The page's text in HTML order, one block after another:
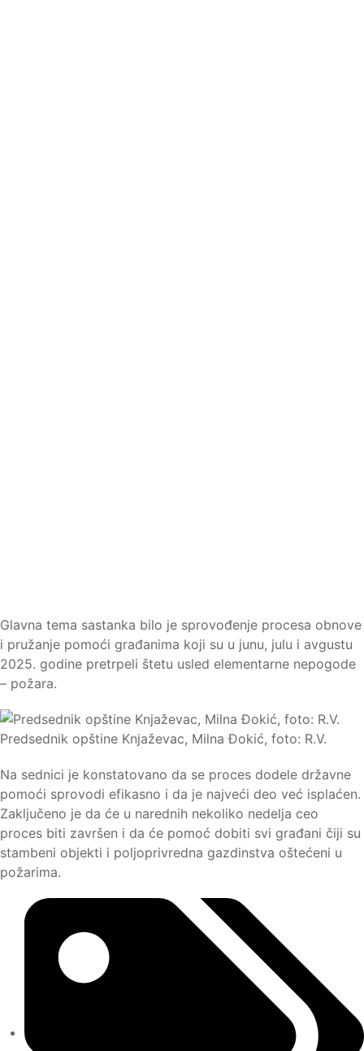
Glavna tema sastanka bilo je sprovođenje procesa obnove
i pružanje pomoći građanima koji su u junu, julu i avgustu
2025. godine pretrpeli štetu usled elementarne nepogode
– požara.
Predsednik opštine Knjaževac, Milna Đokić, foto: R.V.
Na sednici je konstatovano da se proces dodele državne
pomoći sprovodi efikasno i da je najveći deo već isplaćen.
Zaključeno je da će u narednih nekoliko nedelja ceo
proces biti završen i da će pomoć dobiti svi građani čiji su
stambeni objekti i poljoprivredna gazdinstva oštećeni u
požarima.